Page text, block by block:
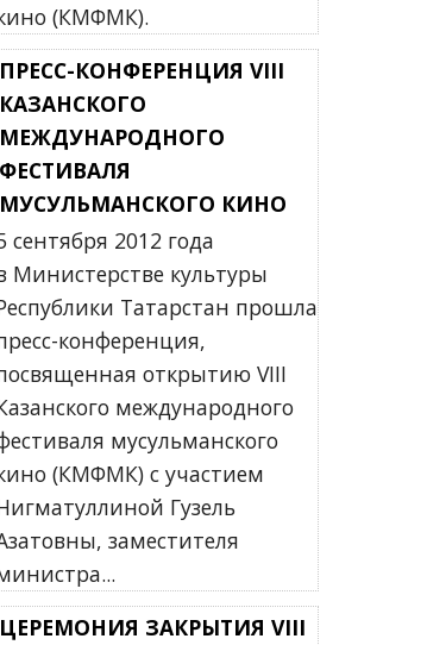
(КМФМК).
ПРЕСС-КОНФЕРЕНЦИЯ VIII
КАЗАНСКОГО
МЕЖДУНАРОДНОГО
ФЕСТИВАЛЯ
МУСУЛЬМАНСКОГО КИНО
сентября 2012 года
Министерстве культуры
Татарстан прошла
конференция,
открытию VIII
международного
мусульманского
(КМФМК) с участием
Гузель
заместителя
ЦЕРЕМОНИЯ ЗАКРЫТИЯ VIII